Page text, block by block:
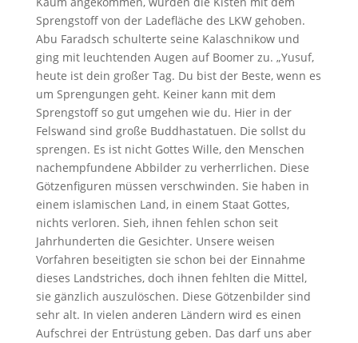
Sprengstoff von der Ladefläche des LKW gehoben.
Abu Faradsch schulterte seine Kalaschnikow und
ging mit leuchtenden Augen auf Boomer zu. „Yusuf,
heute ist dein großer Tag. Du bist der Beste, wenn es
um Sprengungen geht. Keiner kann mit dem
Sprengstoff so gut umgehen wie du. Hier in der
Felswand sind große Buddhastatuen. Die sollst du
sprengen. Es ist nicht Gottes Wille, den Menschen
nachempfundene Abbilder zu verherrlichen. Diese
Götzenfiguren müssen verschwinden. Sie haben in
einem islamischen Land, in einem Staat Gottes,
nichts verloren. Sieh, ihnen fehlen schon seit
Jahrhunderten die Gesichter. Unsere weisen
Vorfahren beseitigten sie schon bei der Einnahme
dieses Landstriches, doch ihnen fehlten die Mittel,
sie gänzlich auszulöschen. Diese Götzenbilder sind
sehr alt. In vielen anderen Ländern wird es einen
Aufschrei der Entrüstung geben. Das darf uns aber